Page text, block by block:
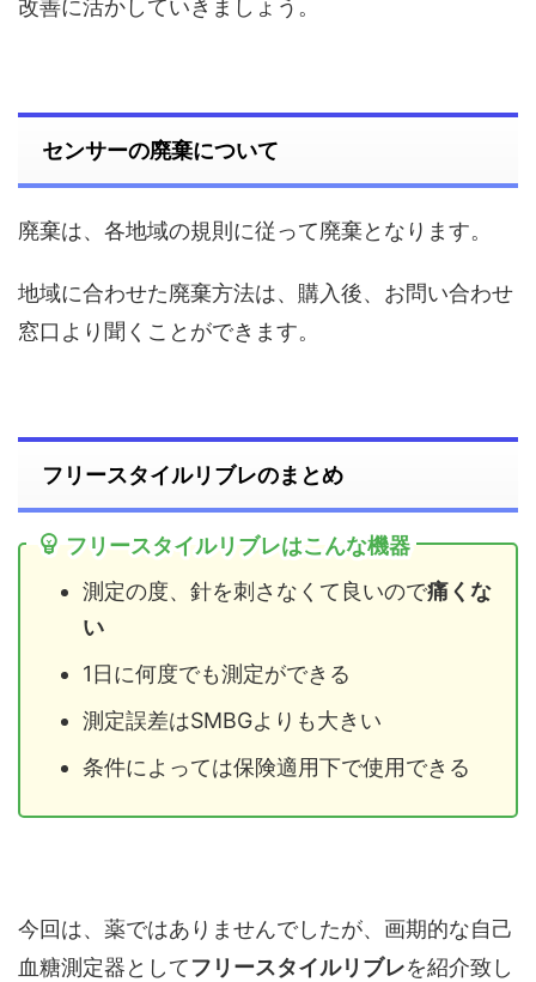
改善に活かしていきましょう。
センサーの廃棄について
廃棄は、各地域の規則に従って廃棄となります。
地域に合わせた廃棄方法は、購入後、お問い合わせ
窓口より聞くことができます。
フリースタイルリブレのまとめ
フリースタイルリブレはこんな機器
測定の度、針を刺さなくて良いので痛くな
い
1日に何度でも測定ができる
測定誤差はSMBGよりも大きい
条件によっては保険適用下で使用できる
今回は、薬ではありませんでしたが、画期的な自己
血糖測定器としてフリースタイルリブレを紹介致し